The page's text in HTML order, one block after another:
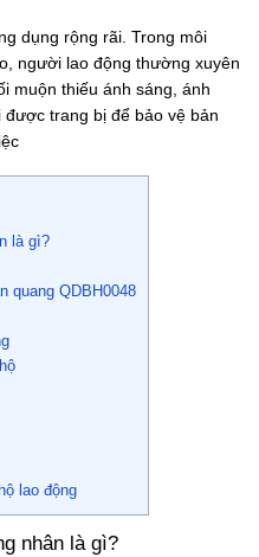
dụng rộng rãi. Trong môi
người lao động thường xuyên
muộn thiếu ánh sáng, ánh
trang bị để bảo vệ bản
là gì?
quang QDBH0048
lao động
nhân là gì?